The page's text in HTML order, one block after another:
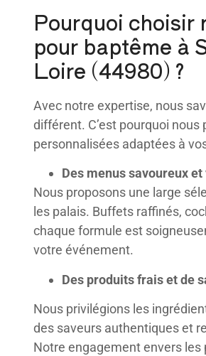
Pourquoi choisir
pour baptême à
Loire (44980) ?
Avec notre expertise, nous
différent. C’est pourquoi
personnalisées adaptées à
Des menus savoureux
Nous proposons une large
les palais. Buffets raffinés,
chaque formule est
votre événement.
Des produits frais et de
Nous privilégions les
des saveurs authentiques et
Notre engagement envers